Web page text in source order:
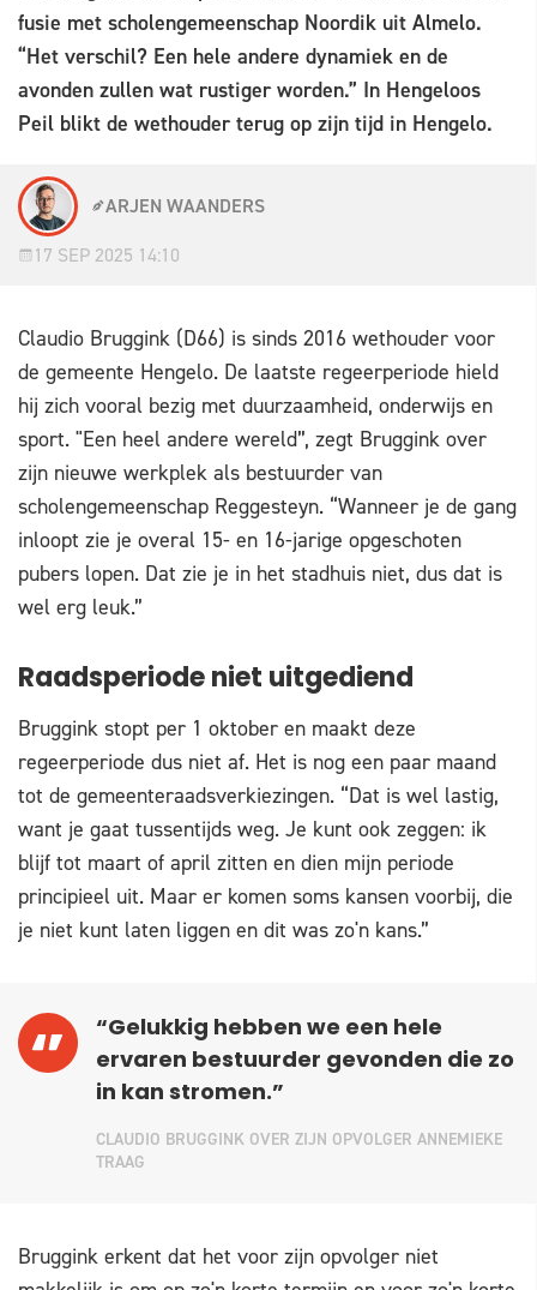
fusie met scholengemeenschap Noordik uit Almelo.
“Het verschil? Een hele andere dynamiek en de
avonden zullen wat rustiger worden.” In Hengeloos
Peil blikt de wethouder terug op zijn tijd in Hengelo.
ARJEN WAANDERS
17 SEP 2025 14:10
Claudio Bruggink (D66) is sinds 2016 wethouder voor
de gemeente Hengelo. De laatste regeerperiode hield
hij zich vooral bezig met duurzaamheid, onderwijs en
sport. "Een heel andere wereld”, zegt Bruggink over
zijn nieuwe werkplek als bestuurder van
scholengemeenschap Reggesteyn. “Wanneer je de gang
inloopt zie je overal 15- en 16-jarige opgeschoten
pubers lopen. Dat zie je in het stadhuis niet, dus dat is
wel erg leuk.”
Raadsperiode niet uitgediend
Bruggink stopt per 1 oktober en maakt deze
regeerperiode dus niet af. Het is nog een paar maand
tot de gemeenteraadsverkiezingen. “Dat is wel lastig,
want je gaat tussentijds weg. Je kunt ook zeggen: ik
blijf tot maart of april zitten en dien mijn periode
principieel uit. Maar er komen soms kansen voorbij, die
je niet kunt laten liggen en dit was zo'n kans.”
“Gelukkig hebben we een hele
ervaren bestuurder gevonden die zo
in kan stromen.”
CLAUDIO BRUGGINK OVER ZIJN OPVOLGER ANNEMIEKE
TRAAG
Bruggink erkent dat het voor zijn opvolger niet